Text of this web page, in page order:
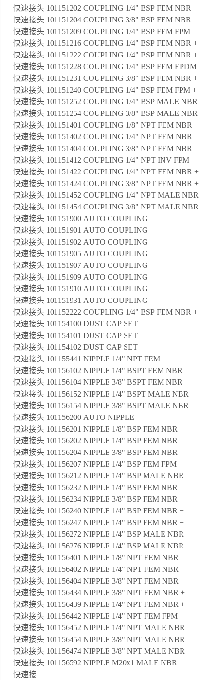
快速接头 101151202 COUPLING 1/4" BSP FEM NBR
快速接头 101151204 COUPLING 3/8" BSP FEM NBR
快速接头 101151209 COUPLING 1/4" BSP FEM FPM
快速接头 101151216 COUPLING 1/4" BSP FEM NBR +
快速接头 101151222 COUPLING 1/4" BSP FEM NBR +
快速接头 101151228 COUPLING 1/4" BSP FEM EPDM
快速接头 101151231 COUPLING 3/8" BSP FEM NBR +
快速接头 101151240 COUPLING 1/4" BSP FEM FPM +
快速接头 101151252 COUPLING 1/4" BSP MALE NBR
快速接头 101151254 COUPLING 3/8" BSP MALE NBR
快速接头 101151401 COUPLING 1/8" NPT FEM NBR
快速接头 101151402 COUPLING 1/4" NPT FEM NBR
快速接头 101151404 COUPLING 3/8" NPT FEM NBR
快速接头 101151412 COUPLING 1/4" NPT INV FPM
快速接头 101151422 COUPLING 1/4" NPT FEM NBR +
快速接头 101151424 COUPLING 3/8" NPT FEM NBR +
快速接头 101151452 COUPLING 1/4" NPT MALE NBR
快速接头 101151454 COUPLING 3/8" NPT MALE NBR
快速接头 101151900 AUTO COUPLING
快速接头 101151901 AUTO COUPLING
快速接头 101151902 AUTO COUPLING
快速接头 101151905 AUTO COUPLING
快速接头 101151907 AUTO COUPLING
快速接头 101151909 AUTO COUPLING
快速接头 101151910 AUTO COUPLING
快速接头 101151931 AUTO COUPLING
快速接头 101152222 COUPLING 1/4" BSP FEM NBR +
快速接头 101154100 DUST CAP SET
快速接头 101154101 DUST CAP SET
快速接头 101154102 DUST CAP SET
快速接头 101155441 NIPPLE 1/4" NPT FEM +
快速接头 101156102 NIPPLE 1/4" BSPT FEM NBR
快速接头 101156104 NIPPLE 3/8" BSPT FEM NBR
快速接头 101156152 NIPPLE 1/4" BSPT MALE NBR
快速接头 101156154 NIPPLE 3/8" BSPT MALE NBR
快速接头 101156200 AUTO NIPPLE
快速接头 101156201 NIPPLE 1/8" BSP FEM NBR
快速接头 101156202 NIPPLE 1/4" BSP FEM NBR
快速接头 101156204 NIPPLE 3/8" BSP FEM NBR
快速接头 101156207 NIPPLE 1/4" BSP FEM FPM
快速接头 101156212 NIPPLE 1/4" BSP MALE NBR
快速接头 101156232 NIPPLE 1/4" BSP FEM NBR
快速接头 101156234 NIPPLE 3/8" BSP FEM NBR
快速接头 101156240 NIPPLE 1/4" BSP FEM NBR +
快速接头 101156247 NIPPLE 1/4" BSP FEM NBR +
快速接头 101156272 NIPPLE 1/4" BSP MALE NBR +
快速接头 101156276 NIPPLE 1/4" BSP MALE NBR +
快速接头 101156401 NIPPLE 1/8" NPT FEM NBR
快速接头 101156402 NIPPLE 1/4" NPT FEM NBR
快速接头 101156404 NIPPLE 3/8" NPT FEM NBR
快速接头 101156434 NIPPLE 3/8" NPT FEM NBR +
快速接头 101156439 NIPPLE 1/4" NPT FEM NBR +
快速接头 101156442 NIPPLE 1/4" NPT FEM FPM
快速接头 101156452 NIPPLE 1/4" NPT MALE NBR
快速接头 101156454 NIPPLE 3/8" NPT MALE NBR
快速接头 101156474 NIPPLE 3/8" NPT MALE NBR +
快速接头 101156592 NIPPLE M20x1 MALE NBR
快速接